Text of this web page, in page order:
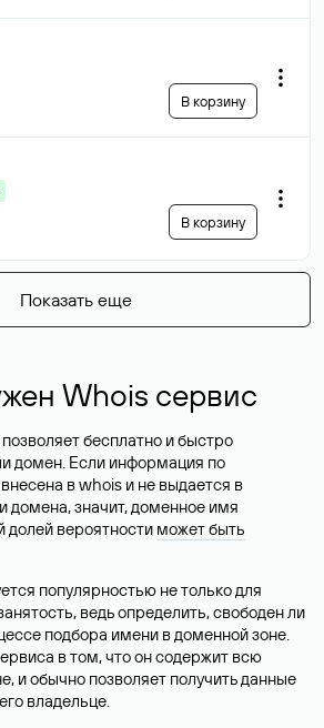
В корзину
В корзину
Показать еще
Whois сервис
бесплатно и быстро
домен. Если информация по
в whois и не выдается в
домена, значит, доменное имя
долей вероятности может быть
популярностью не только для
ведь определить, свободен ли
подбора имени в доменной зоне.
в том, что он содержит всю
и обычно позволяет получить данные
владельце.